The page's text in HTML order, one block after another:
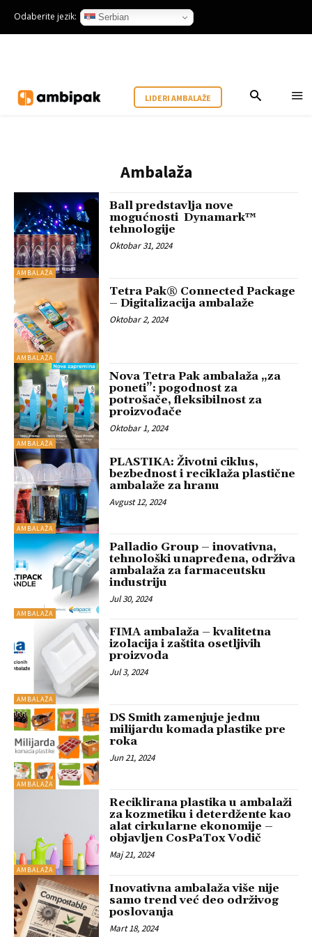
Odaberite jezik: Serbian
LIDERI AMBALAŽE
Ambalaža
AMBALAŽA
Ball predstavlja nove
mogućnosti Dynamark™
tehnologije
Oktobar 31, 2024
AMBALAŽA
Tetra Pak® Connected Package
– Digitalizacija ambalaže
Oktobar 2, 2024
AMBALAŽA
Nova Tetra Pak ambalaža „za
poneti”: pogodnost za
potrošače, fleksibilnost za
proizvođače
Oktobar 1, 2024
AMBALAŽA
PLASTIKA: Životni ciklus,
bezbednost i reciklaža plastične
ambalaže za hranu
Avgust 12, 2024
AMBALAŽA
Palladio Group – inovativna,
tehnološki unapređena, održiva
ambalaža za farmaceutsku
industriju
Jul 30, 2024
AMBALAŽA
FIMA ambalaža – kvalitetna
izolacija i zaštita osetljivih
proizvoda
Jul 3, 2024
AMBALAŽA
DS Smith zamenjuje jednu
milijardu komada plastike pre
roka
Jun 21, 2024
AMBALAŽA
Reciklirana plastika u ambalaži
za kozmetiku i deterdžente kao
alat cirkularne ekonomije –
objavljen CosPaTox Vodič
Maj 21, 2024
Inovativna ambalaža više nije
samo trend već deo održivog
poslovanja
Mart 18, 2024